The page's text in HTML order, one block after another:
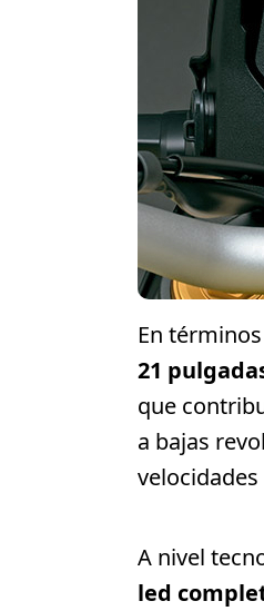
En
21
que
a bajas
A nivel
led